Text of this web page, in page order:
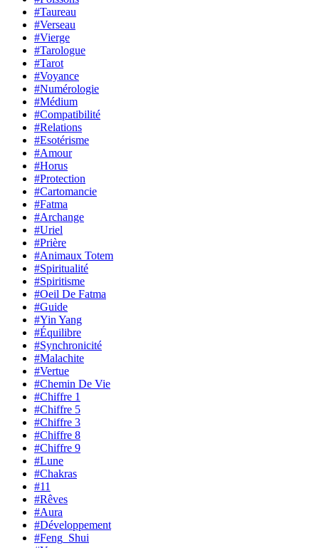
#Taureau
#Verseau
#Vierge
#Tarologue
#Tarot
#Voyance
#Numérologie
#Médium
#Compatibilité
#Relations
#Esotérisme
#Amour
#Horus
#Protection
#Cartomancie
#Fatma
#Archange
#Uriel
#Prière
#Animaux Totem
#Spiritualité
#Spiritisme
#Oeil De Fatma
#Guide
#Yin Yang
#Équilibre
#Synchronicité
#Malachite
#Vertue
#Chemin De Vie
#Chiffre 1
#Chiffre 5
#Chiffre 3
#Chiffre 8
#Chiffre 9
#Lune
#Chakras
#11
#Rêves
#Aura
#Développement
#Feng_Shui